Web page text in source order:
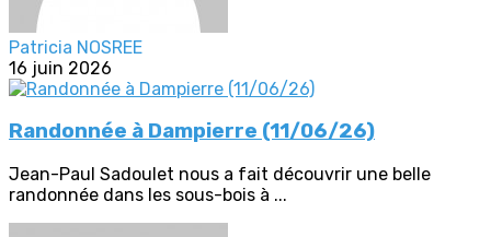
Patricia NOSREE
16 juin 2026
Randonnée à Dampierre (11/06/26)
Jean-Paul Sadoulet nous a fait découvrir une belle
randonnée dans les sous-bois à ...